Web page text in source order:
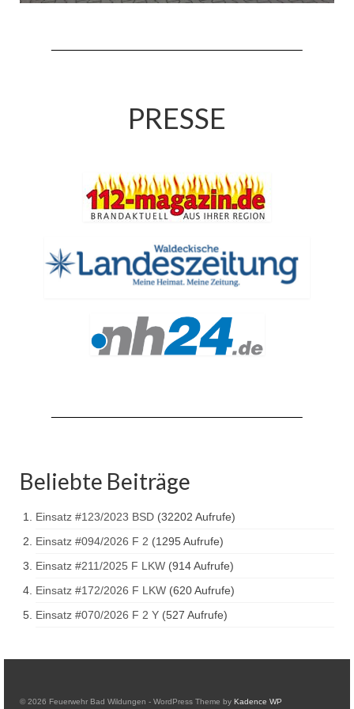
Benefizkonzert 2021
Fahrzeuge & Technik
Stützpunkt
Einsatzfahrzeuge
Einsatzleitwagen ELW 1
Drehleiter DLK 23/12
Tanklöschfahrzeug TLF 4000
Löschgruppenfahrzeug LF 20 KatS
Gerätewagen Logistik GW-L 2
Tanklöschfahrzeug TLF 16/24 Tr
Gerätewagen Gefahrgut GW-G
GDekonP-LKW
PRESSE
Beliebte Beiträge
Einsatz #123/2023 BSD (32202 Aufrufe)
Einsatz #094/2026 F 2 (1295 Aufrufe)
Einsatz #211/2025 F LKW (914 Aufrufe)
Einsatz #172/2026 F LKW (620 Aufrufe)
Einsatz #070/2026 F 2 Y (527 Aufrufe)
© 2026 Feuerwehr Bad Wildungen - WordPress Theme by Kadence WP